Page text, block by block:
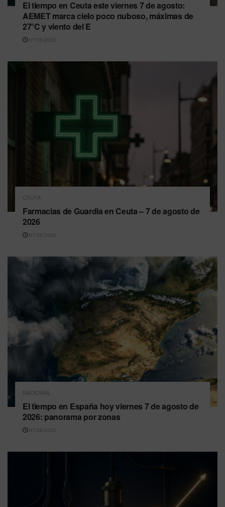
El tiempo en Ceuta este viernes 7 de agosto:
AEMET marca cielo poco nuboso, máximas de
27°C y viento del E
07/08/2026
CEUTA
Farmacias de Guardia en Ceuta – 7 de agosto de
2026
07/08/2026
NACIONAL
El tiempo en España hoy viernes 7 de agosto de
2026: panorama por zonas
07/08/2026